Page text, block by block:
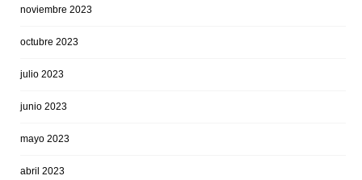
noviembre 2023
octubre 2023
julio 2023
junio 2023
mayo 2023
abril 2023